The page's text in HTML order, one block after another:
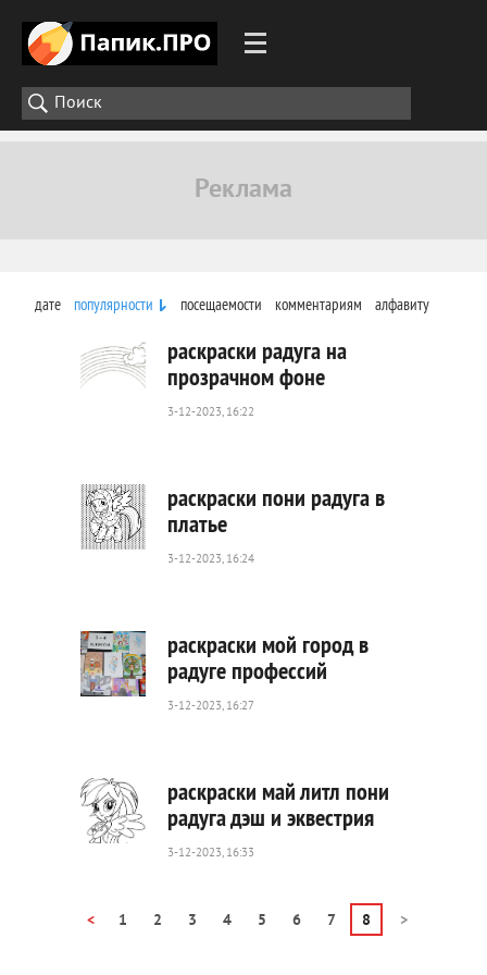
дате популярности посещаемости комментариям алфавиту
раскраски радуга на
прозрачном фоне
3-12-2023, 16:22
раскраски пони радуга в
платье
3-12-2023, 16:24
раскраски мой город в
радуге профессий
3-12-2023, 16:27
раскраски май литл пони
радуга дэш и эквестрия
3-12-2023, 16:33
< 1 2 3 4 5 6 7 8 >